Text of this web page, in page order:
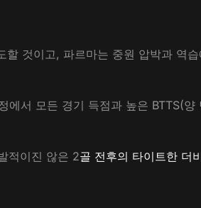
것이고, 파르마는 중원 압박과 역습
서 모든 경기 득점과 높은 BTTS(양
적이진 않은 2골 전후의 타이트한 더